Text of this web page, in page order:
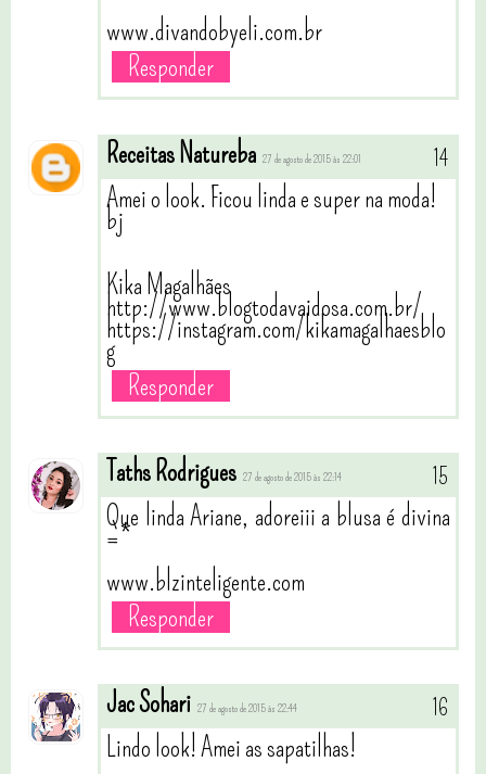
www.divandobyeli.com.br
Responder
Receitas Natureba 27 de agosto de 2015 às 22:01
Amei o look. Ficou linda e super na moda!
bj
Kika Magalhães
http://www.blogtodavaidosa.com.br/
https://instagram.com/kikamagalhaesblo
g
Responder
Taths Rodrigues 27 de agosto de 2015 às 22:14
Que linda Ariane, adoreiii a blusa é divina
=*
www.blzinteligente.com
Responder
Jac Sohari 27 de agosto de 2015 às 22:44
Lindo look! Amei as sapatilhas!